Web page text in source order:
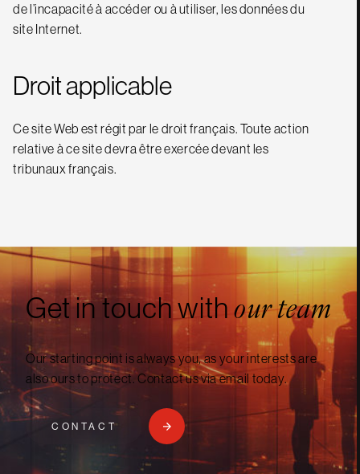
de l’incapacité à accéder ou à utiliser, les données du
site Internet.
Droit applicable
Ce site Web est régit par le droit français. Toute action
relative à ce site devra être exercée devant les
tribunaux français.
Get in touch withour team
Our starting point is always you, as your interests are
also ours to protect. Contact us via email today.
CONTACT